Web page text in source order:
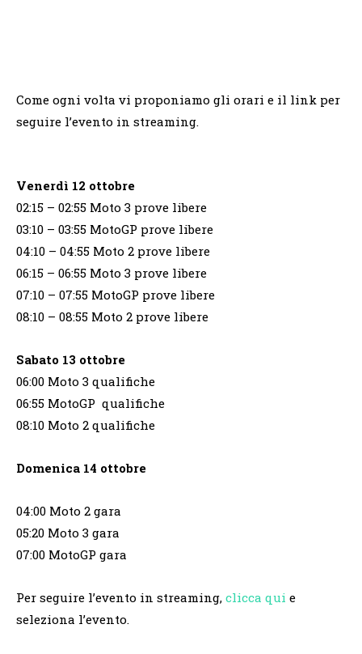
Come ogni volta vi proponiamo gli orari e il link per
seguire l’evento in streaming.
Venerdì 12 ottobre
02:15 – 02:55 Moto 3 prove libere
03:10 – 03:55 MotoGP prove libere
04:10 – 04:55 Moto 2 prove libere
06:15 – 06:55 Moto 3 prove libere
07:10 – 07:55 MotoGP prove libere
08:10 – 08:55 Moto 2 prove libere
Sabato 13 ottobre
06:00 Moto 3 qualifiche
06:55 MotoGP qualifiche
08:10 Moto 2 qualifiche
Domenica 14 ottobre
04:00 Moto 2 gara
05:20 Moto 3 gara
07:00 MotoGP gara
Per seguire l’evento in streaming, clicca qui e
seleziona l’evento.